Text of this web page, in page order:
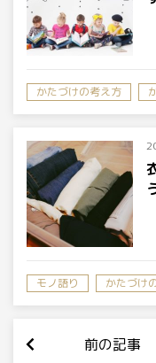
かたづけの考え方
モノ語り かたづけ
前の記事